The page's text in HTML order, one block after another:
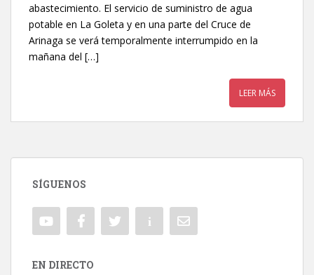
abastecimiento. El servicio de suministro de agua
potable en La Goleta y en una parte del Cruce de
Arinaga se verá temporalmente interrumpido en la
mañana del […]
LEER MÁS
SÍGUENOS
EN DIRECTO